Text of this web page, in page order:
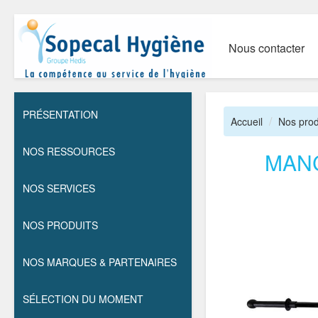
Nous contacter
PRÉSENTATION
NOS RESSOURCES
NOS SERVICES
NOS PRODUITS
NOS MARQUES & PARTENAIRES
SÉLECTION DU MOMENT
Accueil Nos